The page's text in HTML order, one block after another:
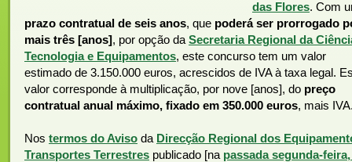
das Flores. Com
prazo contratual de seis anos, que poderá ser prorrogado
mais três [anos], por opção da Secretaria Regional da
Tecnologia e Equipamentos, este concurso tem um valor
estimado de 3.150.000 euros, acrescidos de IVA à taxa legal.
valor corresponde à multiplicação, por nove [anos], do preço
contratual anual máximo, fixado em 350.000 euros, mais
Nos termos do Aviso da Direcção Regional dos
Transportes Terrestres publicado [na passada segunda-